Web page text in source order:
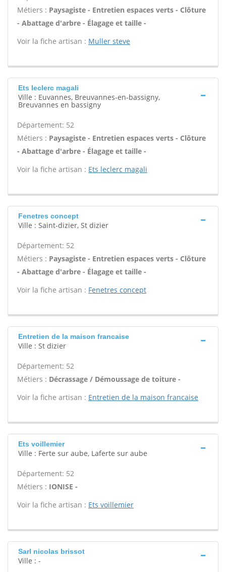
Métiers : Paysagiste - Entretien espaces verts - Clôture
- Abattage d'arbre - Élagage et taille -
Voir la fiche artisan : Muller steve
Ets leclerc magali
Ville : Euvannes, Breuvannes-en-bassigny,
Breuvannes en bassigny
Département: 52
Métiers : Paysagiste - Entretien espaces verts - Clôture
- Abattage d'arbre - Élagage et taille -
Voir la fiche artisan : Ets leclerc magali
Fenetres concept
Ville : Saint-dizier, St dizier
Département: 52
Métiers : Paysagiste - Entretien espaces verts - Clôture
- Abattage d'arbre - Élagage et taille -
Voir la fiche artisan : Fenetres concept
Entretien de la maison francaise
Ville : St dizier
Département: 52
Métiers : Décrassage / Démoussage de toiture -
Voir la fiche artisan : Entretien de la maison francaise
Ets voillemier
Ville : Ferte sur aube, Laferte sur aube
Département: 52
Métiers : IONISE -
Voir la fiche artisan : Ets voillemier
Sarl nicolas brissot
Ville : -